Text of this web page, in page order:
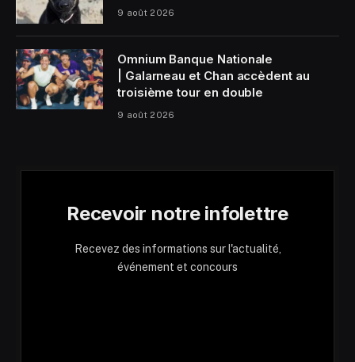
9 août 2026
Omnium Banque Nationale
| Galarneau et Chan accèdent au
troisième tour en double
9 août 2026
Recevoir notre infolettre
Recevez des informations sur l'actualité,
événement et concours